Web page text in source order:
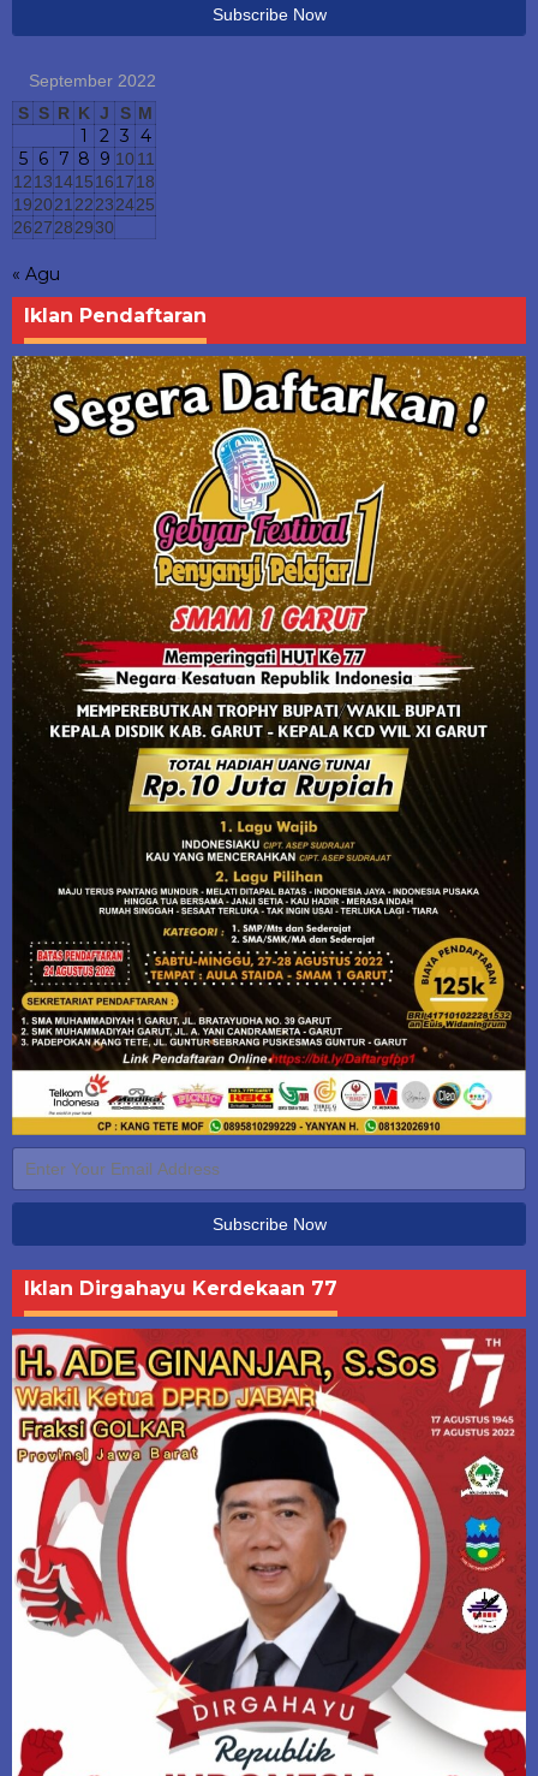
September 2022
S S R K J S M
1 2 3 4
5 6 7 8 9 1011
12131415161718
192021 22232425
2627282930
« Agu
Iklan Pendaftaran
Iklan Dirgahayu Kerdekaan 77